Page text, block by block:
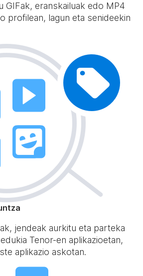
GIFak, eranskailuak edo MP4
profilean, lagun eta senideekin
jendeak aurkitu eta parteka
Tenor-en aplikazioetan,
aplikazio askotan.